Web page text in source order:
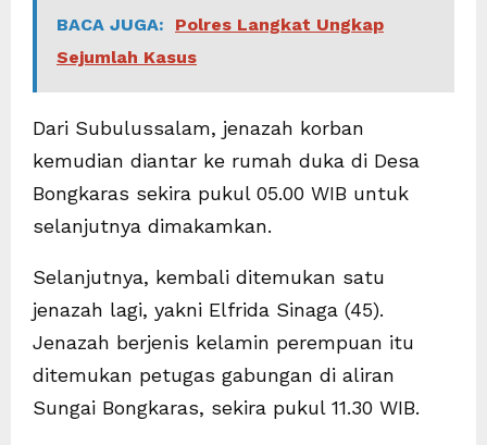
BACA JUGA:
Polres Langkat Ungkap
Sejumlah Kasus
Dari Subulussalam, jenazah korban
kemudian diantar ke rumah duka di Desa
Bongkaras sekira pukul 05.00 WIB untuk
selanjutnya dimakamkan.
Selanjutnya, kembali ditemukan satu
jenazah lagi, yakni Elfrida Sinaga (45).
Jenazah berjenis kelamin perempuan itu
ditemukan petugas gabungan di aliran
Sungai Bongkaras, sekira pukul 11.30 WIB.